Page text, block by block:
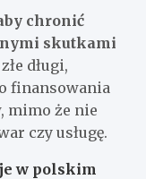
chronić
skutkami
długi,
finansowania
mimo że nie
czy usługę.
w polskim